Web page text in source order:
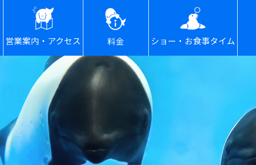
営業案内・アクセス 料金 ショー・お食事タイム